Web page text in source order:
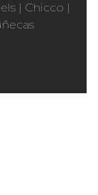
| Chicco |